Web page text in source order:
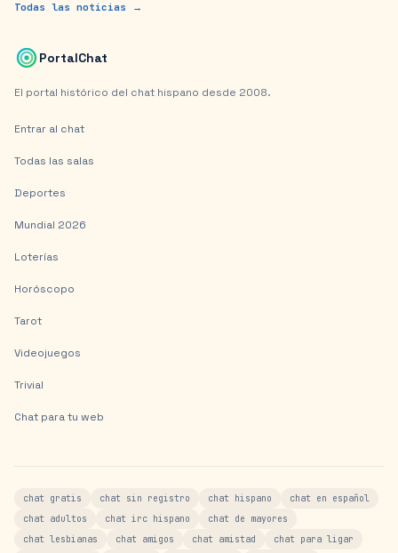
Todas las noticias →
PortalChat
El portal histórico del chat hispano desde 2008.
Entrar al chat
Todas las salas
Deportes
Mundial 2026
Loterías
Horóscopo
Tarot
Videojuegos
Trivial
Chat para tu web
chat gratis chat sin registro chat hispano
chat en español
chat adultos
chat irc hispano
chat de mayores
chat lesbianas
chat amigos chat amistad chat para ligar